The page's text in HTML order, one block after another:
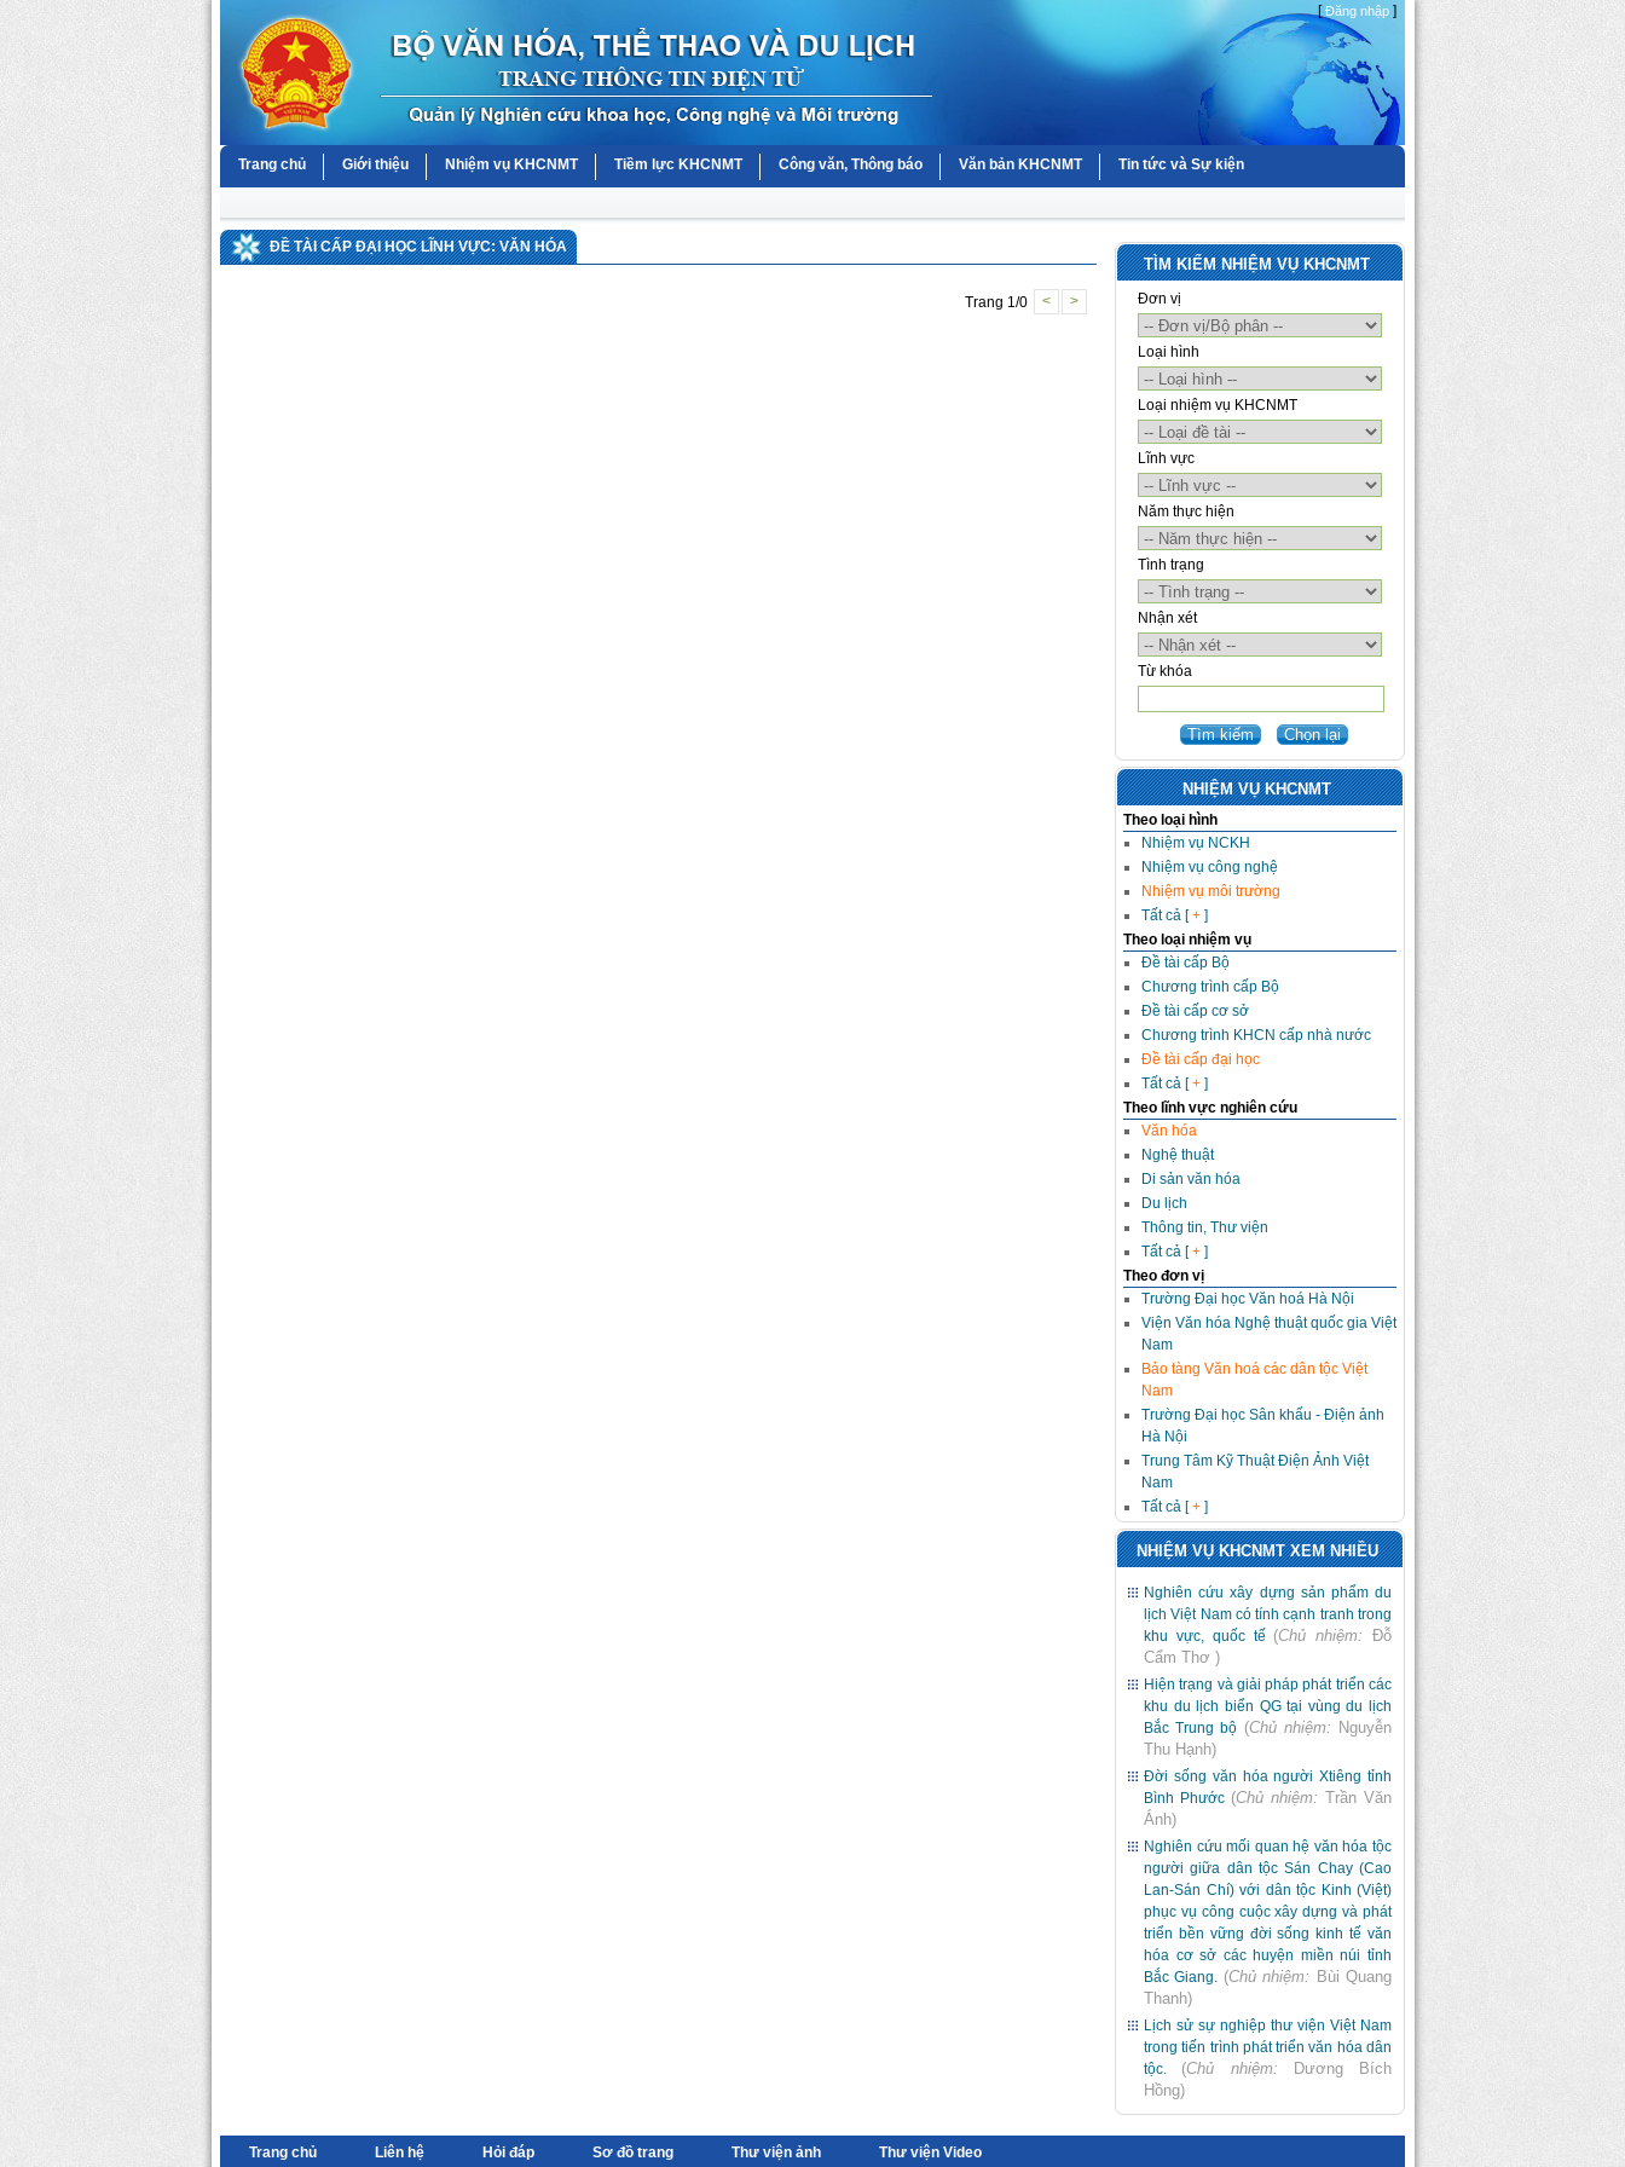
[Đăng nhập ]
Trang chủ Giới thiệu Nhiệm vụ KHCNMT Tiềm lực KHCNMT Công văn, Thông báo Văn bản KHCNMT Tin tức và Sự kiện
ĐỀ TÀI CẤP ĐẠI HỌC LĨNH VỰC: VĂN HÓA
Trang 1/0 < >
TÌM KIẾM NHIỆM VỤ KHCNMT
Đơn vị
Loại hình
Loại nhiệm vụ KHCNMT
Lĩnh vực
Năm thực hiện
Tình trạng
Nhận xét
Từ khóa
NHIỆM VỤ KHCNMT
Theo loại hình
Nhiệm vụ NCKH
Nhiệm vụ công nghệ
Nhiệm vụ môi trường
Tất cả [+ ]
Theo loại nhiệm vụ
Đề tài cấp Bộ
Chương trình cấp Bộ
Đề tài cấp cơ sở
Chương trình KHCN cấp nhà nước
Đề tài cấp đại học
Tất cả [+ ]
Theo lĩnh vực nghiên cứu
Văn hóa
Nghệ thuật
Di sản văn hóa
Du lịch
Thông tin, Thư viện
Tất cả [+ ]
Theo đơn vị
Trường Đại học Văn hoá Hà Nội
Viện Văn hóa Nghệ thuật quốc gia Việt
Nam
Bảo tàng Văn hoá các dân tộc Việt
Nam
Trường Đại học Sân khấu - Điện ảnh
Hà Nội
Trung Tâm Kỹ Thuật Điện Ảnh Việt
Nam
Tất cả [+ ]
NHIỆM VỤ KHCNMT XEM NHIỀU
Nghiên cứu xây dựng sản phẩm du
lịch Việt Nam có tính cạnh tranh trong
khu vực, quốc tế (Chủ nhiệm:
Đỗ
Cẩm Thơ )
Hiện trạng và giải pháp phát triển các
khu du lịch biển QG tại vùng du lịch
Bắc Trung bộ (Chủ nhiệm: Nguyễn
Thu Hạnh)
Đời sống văn hóa người Xtiêng tỉnh
Bình Phước (Chủ nhiệm: Trần Văn
Ánh)
Nghiên cứu mối quan hệ văn hóa tộc
người giữa dân tộc Sán Chay (Cao
Lan-Sán Chí) với dân tộc Kinh (Việt)
phục vụ công cuộc xây dựng và phát
triển bền vững đời sống kinh tế văn
hóa cơ sở các huyện miền núi tỉnh
Bắc Giang. (Chủ nhiệm: Bùi Quang
Thanh)
Lịch sử sự nghiệp thư viện Việt Nam
trong tiến trình phát triển văn hóa dân
tộc.
(Chủ nhiệm:
Dương Bích
Hồng)
Trang chủ Liên hệ Hỏi đáp Sơ đồ trang Thư viện ảnh Thư viện Video